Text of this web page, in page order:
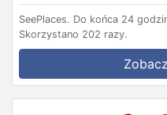
SeePlaces. Do końca 24
Skorzystano 202 razy.